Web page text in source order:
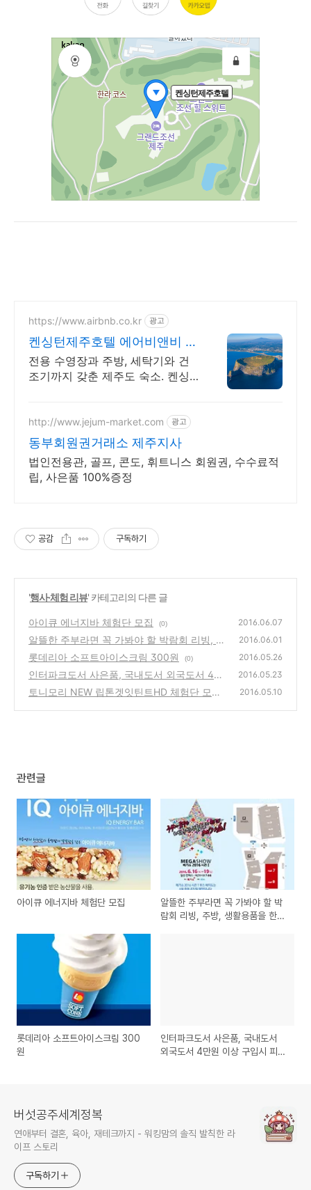
https://www.airbnb.co.kr 광고
켄싱턴제주호텔 에어비앤비 프
라이빗한 감성 숙소
전용 수영장과 주방, 세탁기와 건
조기까지 갖춘 제주도 숙소. 켄싱
어비앤비에서 만나보세요.
http://www.jejum-market.com 광고
동부회원권거래소 제주지사
법인전용관, 골프, 콘도, 휘트니스 회원권, 수수료적
립, 사은품 100%증정
공감 구독하기
'행사·체험 리뷰' 카테고리의 다른 글
아이큐 에너지바 체험단 모집 (0) 2016.06.07
알뜰한 주부라면 꼭 가봐야 할 박람회 리빙, 주
방, 생활용품을 한 자리에 <메가쇼> [주방박람
회/리빙박람회]
(0)
2016.06.01
롯데리아 소프트아이스크림 300원 (0) 2016.05.26
인터파크도서 사은품, 국내도서 외국도서 4만
원 이상 구입시 피크닉 매트 증정
(0)
2016.05.23
토니모리 NEW 립톤겟잇틴트HD 체험단 모집 2016.05.10
관련글
아이큐 에너지바 체험단 모집
알뜰한 주부라면 꼭 가봐야 할 박
람회 리빙, 주방, 생활용품을 한
롯데리아 소프트아이스크림 300
원
인터파크도서 사은품, 국내도서
외국도서 4만원 이상 구입시 피크
버섯공주세계정복
연애부터 결혼, 육아, 재테크까지 - 워킹맘의 솔직 발칙한 라
이프 스토리
구독하기